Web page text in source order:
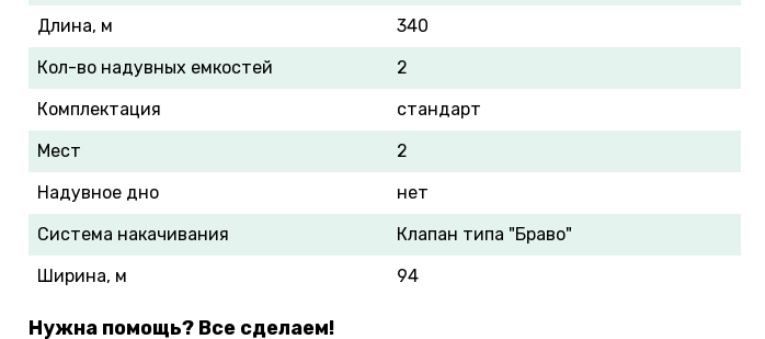
Длина, м
340
Кол-во надувных емкостей
2
Комплектация
стандарт
Мест
2
Надувное дно
нет
Система накачивания
Клапан типа "Браво"
Ширина, м
94
Нужна помощь? Все сделаем!